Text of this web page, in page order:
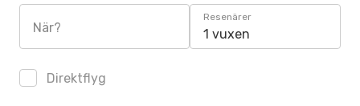
När?
Resenärer
1 vuxen
Direktflyg